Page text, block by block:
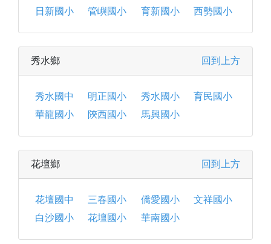
日新國小
管嶼國小 育新國小 西勢國小
回到上方
秀水鄉
秀水國中 明正國小 秀水國小
育民國小
華龍國小
陝西國小 馬興國小
回到上方
花壇鄉
花壇國中 三春國小 僑愛國小
文祥國小
白沙國小
花壇國小 華南國小